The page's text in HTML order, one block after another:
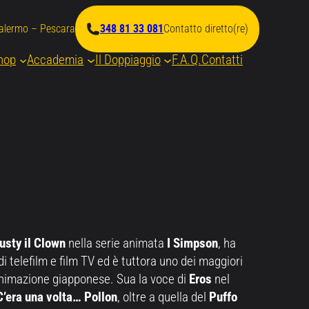
– Pescara 348 81 33 081Contatto diretto(re)
Accademia Il Doppiaggio F.A.Q.Contatti
il Clown nella serie animata I Simpson, ha
telefilm e film TV ed è tuttora uno dei maggiori
giapponese. Sua la voce di Eros nel
una volta… Pollon, oltre a quella del Puffo